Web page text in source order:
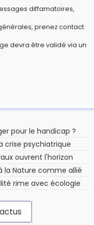
diffamatoires,
prenez contact
devra être validé via un
pour le handicap ?
crise psychiatrique
ouvrent l'horizon
la Nature comme allié
rime avec écologie